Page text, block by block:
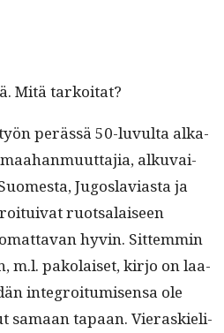
Mitä tarkoitat?
perässä 50-luvul­ta alka­
alku­vai­
Jugoslavi­as­ta ja
ruot­salaiseen
hyvin. Sit­tem­min
m.l. pako­laiset, kir­jo on laa­
inte­groi­tu­misen­sa ole
samaan tapaan. Vierask­ieli­